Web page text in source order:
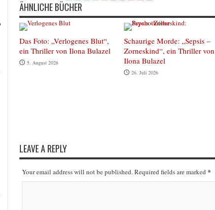
ÄHNLICHE BÜCHER
Das Foto: „Verlogenes Blut“,
ein Thriller von Ilona Bulazel
5. August 2026
Schaurige Morde: „Sepsis –
Zorneskind“, ein Thriller von
Ilona Bulazel
26. Juli 2026
LEAVE A REPLY
Your email address will not be published. Required fields are marked *